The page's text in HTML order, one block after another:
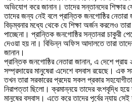
অভিযোগ করে জানান। তাদের সন্তানদের শিক্ষার
তাদের জন্য নেই বলে প্রান্তিক জনগোষ্ঠির নেতারা
বিড়ম্বনার মধ্যে থেকে যে শিক্ষা অর্জন করলেও
পাচ্ছেনা। প্রান্তিক জনগোষ্ঠির সন্তানরা চাকুরী
দেওয়া হয় না। বিভিন্ন অফিস আদালতে তারা তাদের
জানান।
প্রান্তিক জনগোষ্ঠির নেতারা জানান, এ দেশে
সম্প্রদায়ের মানুষেরা এদেশে বসবাস রয়েছে। এক
তখন তারা সরকারের প্রদেয় সকল প্রকার
নিরাপত্তা ছিলো। ক্রমান্নয়ে তাদের বংশবৃদ্ধি
মানুষের বসবাস। এতে করে তাদের পূর্বের ন্যায়